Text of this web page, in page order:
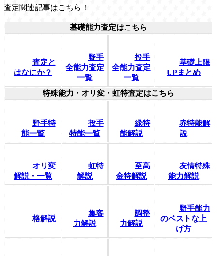
査定関連記事はこちら！
基礎能力査定はこちら
査定と
はなにか？
野手
全能力査定
一覧
投手
全能力査定
一覧
基礎上限
UPまとめ
特殊能力・オリ変・虹特査定はこちら
野手特
能一覧
投手
特能一覧
緑特
能解説
赤特能解
説
オリ変
解説・一覧
虹特
解説
至高
金特解説
友情特殊
能力解説
格解説
集客
力解説
調整
力解説
野手能力
のベストな上
げ方